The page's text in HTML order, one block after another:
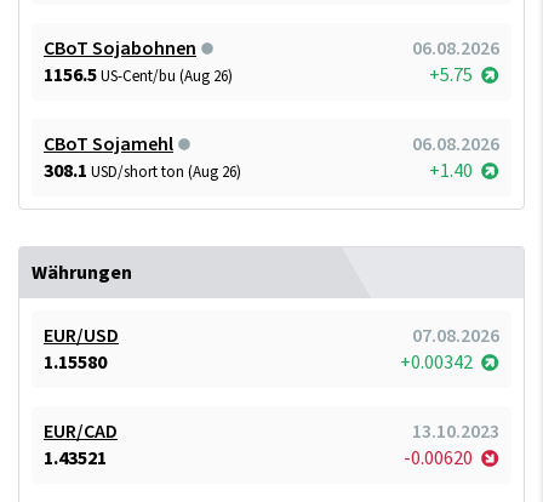
CBoT Sojabohnen
06.08.2026
1156.5US-Cent/bu (Aug 26) +5.75
CBoT Sojamehl
06.08.2026
308.1 USD/short ton (Aug 26) +1.40
Währungen
EUR/USD
07.08.2026
1.15580
+0.00342
EUR/CAD
13.10.2023
1.43521
-0.00620